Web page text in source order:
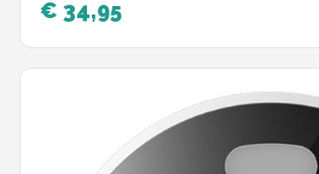
€ 34,95